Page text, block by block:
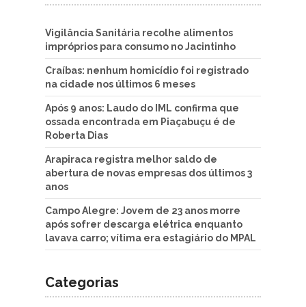
Vigilância Sanitária recolhe alimentos
impróprios para consumo no Jacintinho
Craíbas: nenhum homicídio foi registrado
na cidade nos últimos 6 meses
Após 9 anos: Laudo do IML confirma que
ossada encontrada em Piaçabuçu é de
Roberta Dias
Arapiraca registra melhor saldo de
abertura de novas empresas dos últimos 3
anos
Campo Alegre: Jovem de 23 anos morre
após sofrer descarga elétrica enquanto
lavava carro; vítima era estagiário do MPAL
Categorias